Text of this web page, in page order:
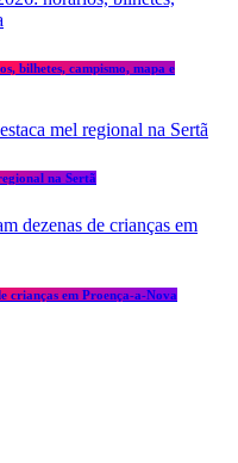
bilhetes, campismo, mapa e
na Sertã
crianças em Proença-a-Nova